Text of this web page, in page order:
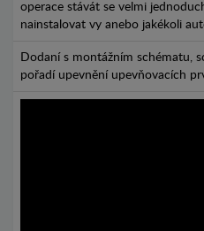
operace stávát se velmi
nainstalovat vy anebo jakékoli
Dodaní s montážním schématu,
pořadí upevnění upevňovacích